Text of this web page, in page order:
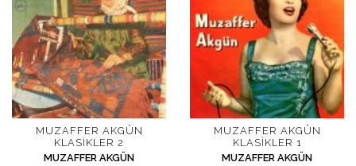
MUZAFFER AKGÜN
KLASIKLER 2
MUZAFFER AKGÜN
MUZAFFER AKGÜN
KLASIKLER 1
MUZAFFER AKGÜN